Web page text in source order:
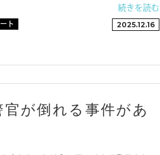
続きを読む
ト
2025.12.16
が倒れる事件があ